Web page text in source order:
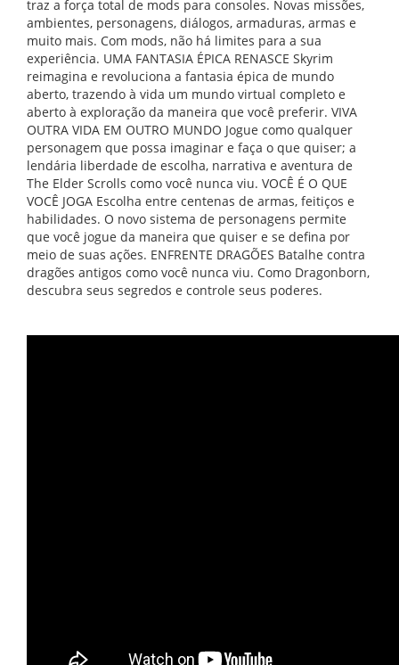
traz a força total de mods para consoles. Novas missões,
ambientes, personagens, diálogos, armaduras, armas e
muito mais. Com mods, não há limites para a sua
experiência. UMA FANTASIA ÉPICA RENASCE Skyrim
reimagina e revoluciona a fantasia épica de mundo
aberto, trazendo à vida um mundo virtual completo e
aberto à exploração da maneira que você preferir. VIVA
OUTRA VIDA EM OUTRO MUNDO Jogue como qualquer
personagem que possa imaginar e faça o que quiser; a
lendária liberdade de escolha, narrativa e aventura de
The Elder Scrolls como você nunca viu. VOCÊ É O QUE
VOCÊ JOGA Escolha entre centenas de armas, feitiços e
habilidades. O novo sistema de personagens permite
que você jogue da maneira que quiser e se defina por
meio de suas ações. ENFRENTE DRAGÕES Batalhe contra
dragões antigos como você nunca viu. Como Dragonborn,
descubra seus segredos e controle seus poderes.